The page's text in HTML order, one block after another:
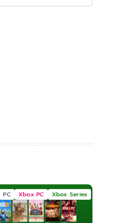
PC Xbox PC Xbox Series